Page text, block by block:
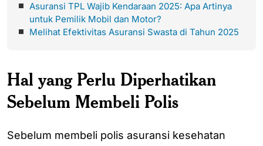
Asuransi TPL Wajib Kendaraan 2025: Apa Artinya
untuk Pemilik Mobil dan Motor?
Melihat Efektivitas Asuransi Swasta di Tahun 2025
Hal yang Perlu Diperhatikan
Sebelum Membeli Polis
Sebelum membeli polis asuransi kesehatan